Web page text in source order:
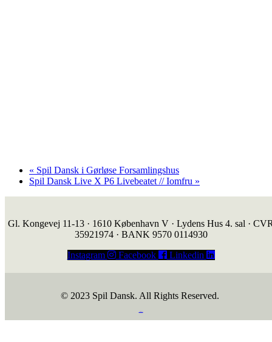
« Spil Dansk i Gørløse Forsamlingshus
Spil Dansk Live X P6 Livebeatet // Iomfru »
Gl. Kongevej 11-13 · 1610 København V · Lydens Hus 4. sal ·
35921974 · BANK 9570 0114930
Instagram
Facebook Linkedin
© 2023 Spil Dansk. All Rights Reserved.